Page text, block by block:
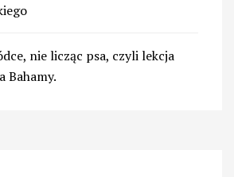
nie licząc psa, czyli lekcja
Bahamy.